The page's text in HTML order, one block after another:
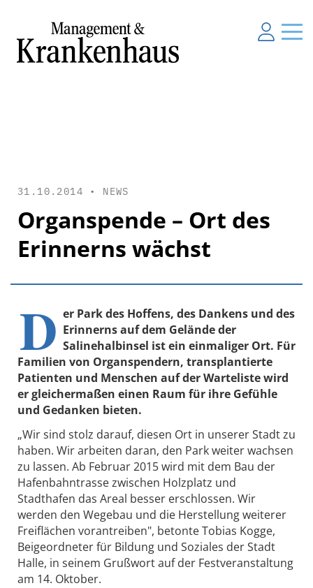
31.10.2014 • NEWS
Organspende – Ort des
Erinnerns wächst
D er Park des Hoffens, des Dankens und des
Erinnerns auf dem Gelände der
Salinehalbinsel ist ein einmaliger Ort. Für
Familien von Organspendern, transplantierte
Patienten und Menschen auf der Warteliste wird
er gleichermaßen einen Raum für ihre Gefühle
und Gedanken bieten.
„Wir sind stolz darauf, diesen Ort in unserer Stadt zu
haben. Wir arbeiten daran, den Park weiter wachsen
zu lassen. Ab Februar 2015 wird mit dem Bau der
Hafenbahntrasse zwischen Holzplatz und
Stadthafen das Areal besser erschlossen. Wir
werden den Wegebau und die Herstellung weiterer
Freiflächen vorantreiben", betonte Tobias Kogge,
Beigeordneter für Bildung und Soziales der Stadt
Halle, in seinem Grußwort auf der Festveranstaltung
am 14. Oktober.